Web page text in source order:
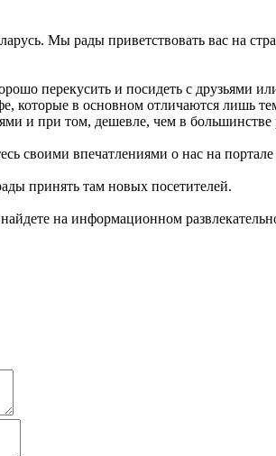
Мы рады приветствовать вас на
перекусить и посидеть с друзьями
которые в основном отличаются лишь
и при том, дешевле, чем в большинстве
своими впечатлениями о нас на портале
принять там новых посетителей.
на информационном